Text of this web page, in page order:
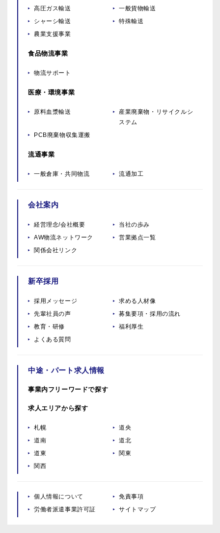
高圧ガス輸送
一般貨物輸送
シャーシ輸送
特殊輸送
農業支援事業
食品物流事業
物流サポート
医療・環境事業
原料血漿輸送
産業廃棄物・リサイクルシ
ステム
PCB廃棄物収集運搬
流通事業
一般倉庫・共同物流 流通加工
会社案内
経営理念/会社概要
当社の歩み
AW物流ネットワーク
営業拠点一覧
関係会社リンク
新卒採用
採用メッセージ
求める人材像
先輩社員の声
募集要項・採用の流れ
教育・研修
福利厚生
よくある質問
中途・パート求人情報
事業内フリーワードで探す
求人エリアから探す
札幌
道央
道南
道北
道東
関東
関西
個人情報について
免責事項
労働者派遣事業許可証
サイトマップ